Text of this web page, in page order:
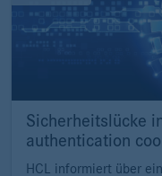
Sicherheitslücke
authentication
HCL informiert über